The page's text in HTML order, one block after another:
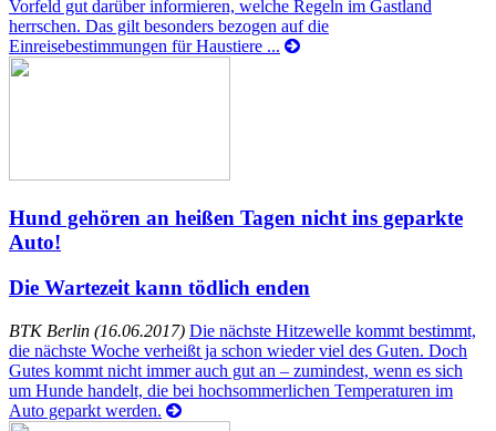
Vorfeld gut darüber informieren, welche Regeln im Gastland
herrschen. Das gilt besonders bezogen auf die
Einreisebestimmungen für Haustiere ...
Hund gehören an heißen Tagen nicht ins geparkte
Auto!
Die Wartezeit kann tödlich enden
BTK Berlin (16.06.2017) Die nächste Hitzewelle kommt bestimmt,
die nächste Woche verheißt ja schon wieder viel des Guten. Doch
Gutes kommt nicht immer auch gut an – zumindest, wenn es sich
um Hunde handelt, die bei hochsommerlichen Temperaturen im
Auto geparkt werden.